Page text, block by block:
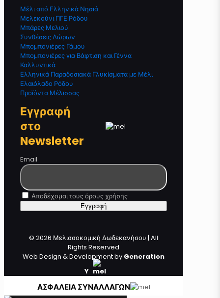
Μέλι από Ελληνικά Νησιά
Μελεκούνι ΠΓΕ Ρόδου
Μπάρες Μελιού
Συνθέσεις Δώρων
Μπομπονιέρες Γάμου
Μπομπονιέρες για Βάφτιση και Γέννα
Καλλυντικά
Ελληνικά Παραδοσιακά Γλυκίσματα με Μέλι
Ελαιόλαδο Ρόδου
Προϊόντα Μέλισσας
Εγγραφή
στο
Newsletter
Email
Αποδέχομαι τους όρους χρήσης
© 2026 Μελισσοκομική Δωδεκανήσου | All
Rights Reserved
Web Design & Development by Generation
Y
ΑΣΦΑΛΕΙΑ ΣΥΝΑΛΛΑΓΩΝ